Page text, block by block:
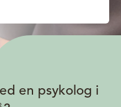
en psykolog i